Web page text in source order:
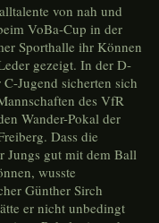
von nah und
VoBa-Cup in der
Sporthalle ihr Können
gezeigt. In der D-
Jugend sicherten sich
des VfR
Wander-Pokal der
Dass die
Jungs gut mit dem Ball
wusste
Günther Sirch
er nicht unbedingt